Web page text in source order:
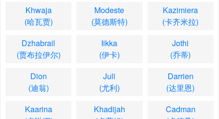
Khwaja
(哈瓦贾)
Modeste
(莫德斯特)
Kazimiera
(卡齐米拉)
Dzhabrail
(贾布拉伊尔)
Iikka
(伊卡)
Jothi
(乔蒂)
Dion
(迪翁)
Juli
(尤利)
Darrien
(达里恩)
Kaarina
Khadijah
Cadman